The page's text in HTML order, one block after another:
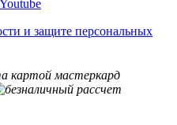
и защите персональных